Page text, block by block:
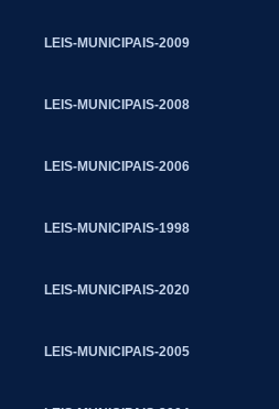
LEIS-MUNICIPAIS-2009
LEIS-MUNICIPAIS-2008
LEIS-MUNICIPAIS-2006
LEIS-MUNICIPAIS-1998
LEIS-MUNICIPAIS-2020
LEIS-MUNICIPAIS-2005